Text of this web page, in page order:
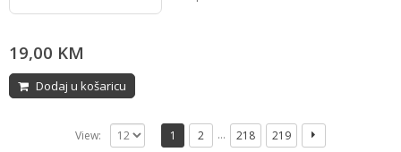
19,00 KM
Dodaj u košaricu
View: 1 2 … 218 219